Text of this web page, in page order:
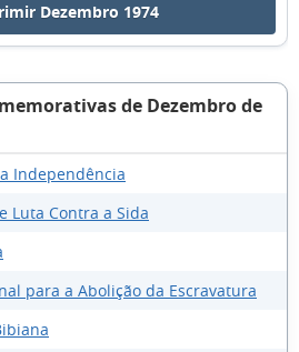
Dezembro 1974
de Dezembro de
Independência
Luta Contra a Sida
para a Abolição da Escravatura